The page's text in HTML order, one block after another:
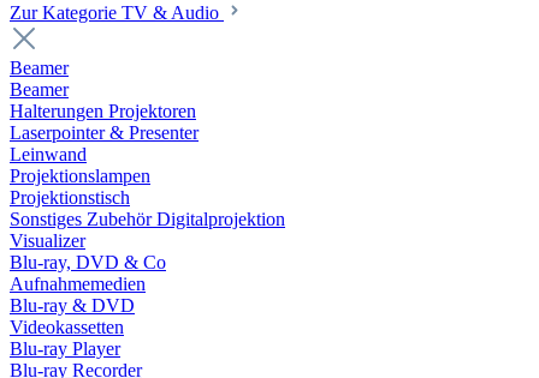
Zur Kategorie TV & Audio
Beamer
Beamer
Halterungen Projektoren
Laserpointer & Presenter
Leinwand
Projektionslampen
Projektionstisch
Sonstiges Zubehör Digitalprojektion
Visualizer
Blu-ray, DVD & Co
Aufnahmemedien
Blu-ray & DVD
Videokassetten
Blu-ray Player
Blu-ray Recorder